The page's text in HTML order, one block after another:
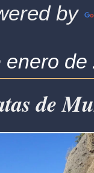
by
de
de